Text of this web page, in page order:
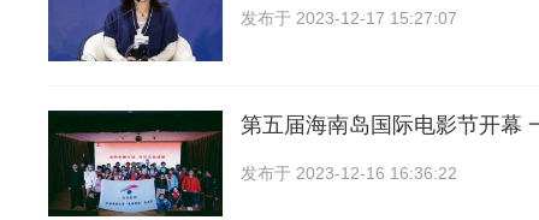
发布于 2023-12-17 15:27:07
第五届海南岛国际电影节开幕
发布于 2023-12-16 16:36:22